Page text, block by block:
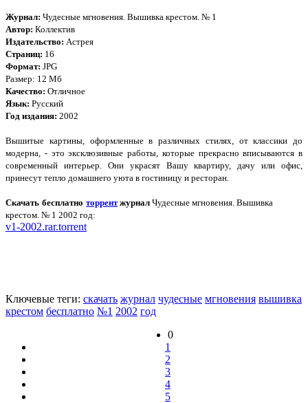
Журнал: Чудесные мгновения. Вышивка крестом. № 1
Автор: Коллектив
Издательство: Астрея
Страниц: 16
Формат: JPG
Размер: 12 Мб
Качество: Отличное
Язык: Русский
Год издания: 2002
Вышитые картины, оформленные в различных стилях, от классики до
модерна, - это эксклюзивные работы, которые прекрасно вписываются в
современный интерьер. Они украсят Вашу квартиру, дачу или офис,
принесут тепло домашнего уюта в гостиницу и ресторан.
Скачать бесплатноторрентжурналЧудесные мгновения. Вышивка
крестом. № 1 2002 год:
v1-2002.rar.torrent
Ключевые теги: скачать журнал чудесные мгновения вышивка
крестом бесплатно №1 2002 год
0
1
2
3
4
5